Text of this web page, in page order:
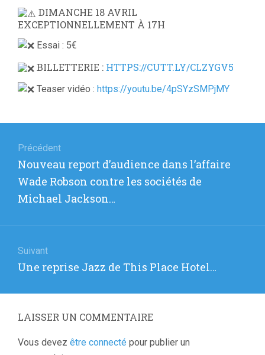
DIMANCHE 18 AVRIL
EXCEPTIONNELLEMENT À 17H
Essai : 5€
BILLETTERIE : HTTPS://CUTT.LY/CLZYGV5
Teaser vidéo : https://youtu.be/4pSYzSMPjMY
de
l’article
Précédent
Article
précédent
:
Nouveau report d’audience dans l’affaire
Wade Robson contre les sociétés de
Michael Jackson…
Suivant
Article
:
Une reprise Jazz de This Place Hotel…
LAISSER UN COMMENTAIRE
Vous devez être connecté pour publier un